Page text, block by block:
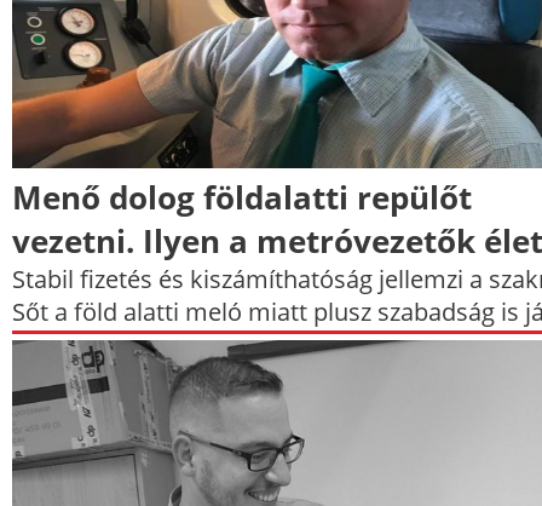
Menő dolog földalatti repülőt
vezetni. Ilyen a metróvezetők
Stabil fizetés és kiszámíthatóság jellemzi a
Sőt a föld alatti meló miatt plusz szabadság is